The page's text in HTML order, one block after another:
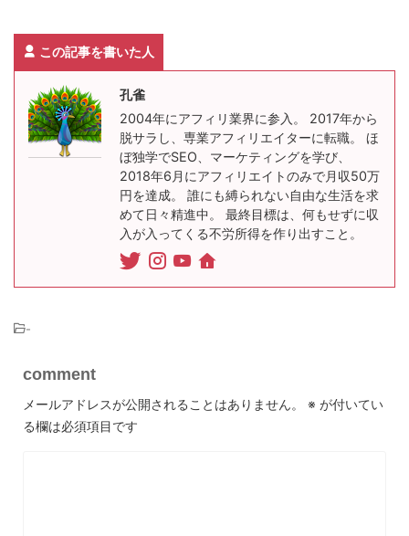
この記事を書いた人
孔雀
2004年にアフィリ業界に参入。 2017年から
脱サラし、専業アフィリエイターに転職。 ほ
ぼ独学でSEO、マーケティングを学び、
2018年6月にアフィリエイトのみで月収50万
円を達成。 誰にも縛られない自由な生活を求
めて日々精進中。 最終目標は、何もせずに収
入が入ってくる不労所得を作り出すこと。
-
comment
メールアドレスが公開されることはありません。 ※ が付いてい
る欄は必須項目です